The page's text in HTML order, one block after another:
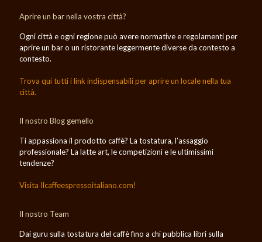
Aprire un bar nella vostra città?
Ogni città e ogni regione può avere normative e regolamenti per
aprire un bar o un ristorante leggermente diverse da contesto a
contesto.
Trova qui tutti i link indispensabili per aprire un locale nella tua
città.
Il nostro Blog gemello
Ti appassiona il prodotto caffè? La tostatura, l’assaggio
professionale? La latte art, le competizioni e le ultimissimi
tendenze?
Visita Ilcaffeespressoitaliano.com!
Il nostro Team
Dai guru sulla tostatura del caffè fino a chi pubblica libri sulla